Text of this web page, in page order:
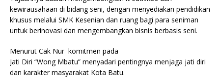
kewirausahaan di bidang seni, dengan menyediakan pendidikan
khusus melalui SMK Kesenian dan ruang bagi para seniman
untuk berinovasi dan mengembangkan bisnis berbasis seni.
Menurut Cak Nur komitmen pada
Jati Diri “Wong Mbatu” menyadari pentingnya menjaga jati diri
dan karakter masyarakat Kota Batu.